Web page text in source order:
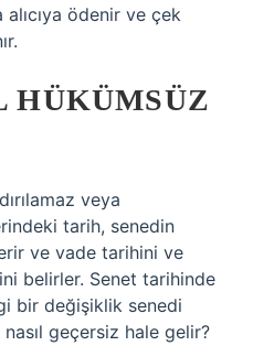
ödenir ve çek
HÜKÜMSÜZ
veya
tarih, senedin
ve vade tarihini ve
belirler. Senet tarihinde
bir değişiklik senedi
geçersiz hale gelir?